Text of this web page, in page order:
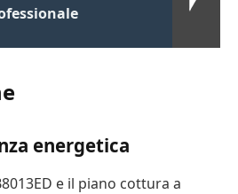
energetica
e il piano cottura a